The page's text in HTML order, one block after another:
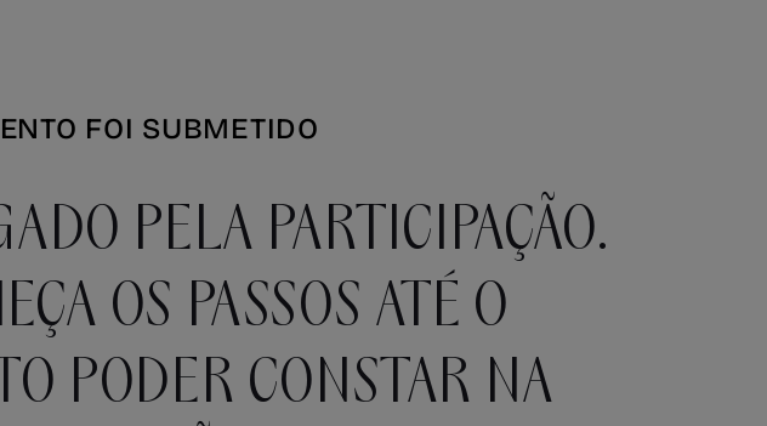
FOI SUBMETIDO
PELA PARTICIPAÇÃO.
OS PASSOS ATÉ O
PODER CONSTAR NA